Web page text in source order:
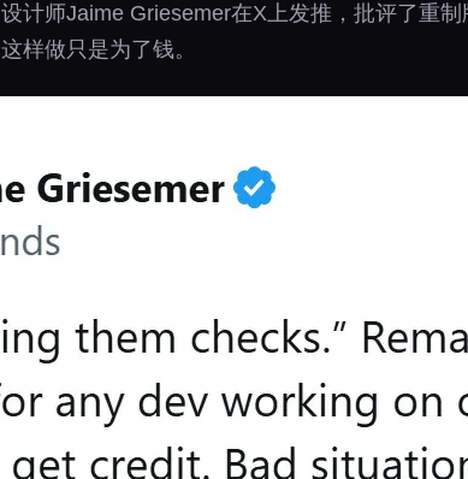
设计师Jaime Griesemer在X上发推，批评了重
样做只是为了钱。